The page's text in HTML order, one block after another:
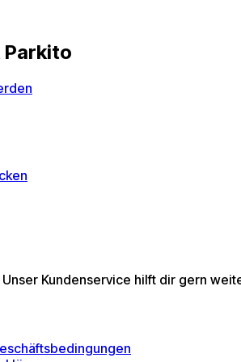
Parkito
Kundenservice hilft dir gern